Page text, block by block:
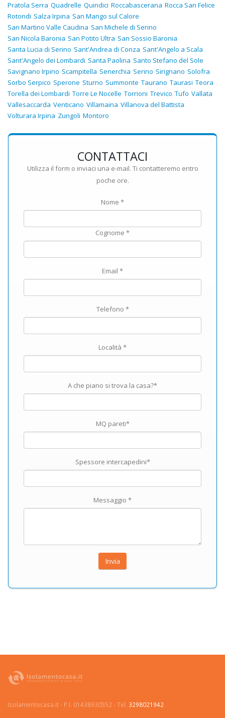
Pratola Serra Quadrelle Quindici Roccabascerana Rocca San Felice
Rotondi Salza Irpina San Mango sul Calore
San Martino Valle Caudina San Michele di Serino
San Nicola Baronia San Potito Ultra San Sossio Baronia
Santa Lucia di Serino Sant'Andrea di Conza Sant'Angelo a Scala
Sant'Angelo dei Lombardi Santa Paolina Santo Stefano del Sole
Savignano Irpino Scampitella Senerchia Serino Sirignano Solofra
Sorbo Serpico Sperone Sturno Summonte Taurano Taurasi Teora
Torella dei Lombardi Torre Le Nocelle Torrioni Trevico Tufo Vallata
Vallesaccarda Venticano Villamaina Villanova del Battista
Volturara Irpina Zungoli Montoro
CONTATTACI
Utilizza il form o inviaci una e-mail. Ti contatteremo entro
poche ore.
Nome *
Cognome *
Email *
Telefono *
Località *
A che piano si trova la casa?*
MQ pareti*
Spessore intercapedini*
Messaggio *
Isolamentocasa.it - P.I. 01438930552 - Tel. 3298021942